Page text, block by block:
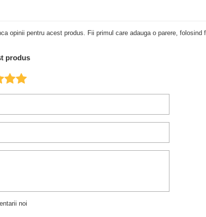
opinii pentru acest produs. Fii primul care adauga o parere, folosind
produs
noi